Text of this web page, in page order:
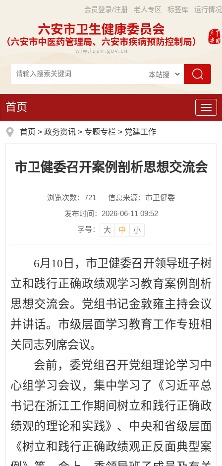
会员登录/注册 老人专区 标签库 运行情况
导
首页
首页 > 政务资讯 > 专题专栏 > 党建工作
市卫健委召开案例剖析思想交流会
浏览次数： 721
信息来源：市卫健委
发布时间：2026-06-11 09:52
字号：
大 中 小
6月10日，市卫健委召开领导班子树
立和践行正确政绩观学习教育案例剖析
思想交流会。党组书记金敦雍主持会议
并讲话。市级层面学习教育工作专班相
关同志列席会议。
会前，委党组召开党组理论学习中
心组学习会议，集中学习了《习近平总
书记在浙江工作期间树立和践行正确政
绩观的理论和实践》、中央和省级层面
《树立和践行正确政绩观正反面典型案